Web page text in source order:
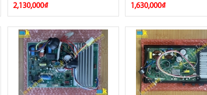
2,130,000₫ 1,630,000₫